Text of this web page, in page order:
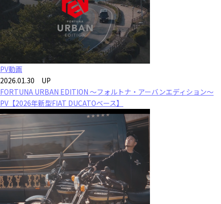
PV動画
2026.01.30 UP
FORTUNA URBAN EDITION ～フォルトナ・アーバンエディション～
PV【2026年新型FIAT DUCATOベース】